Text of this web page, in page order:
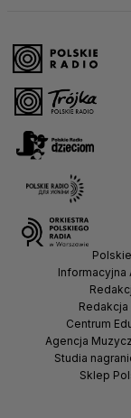
Informacyjna
Redakcja
Centrum
Agencja
Studia
Sklep